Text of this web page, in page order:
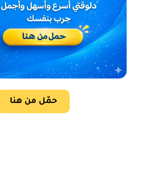
حمّل من هنا